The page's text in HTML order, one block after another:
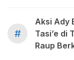
#
Aksi Ady
Tasi’e di
Raup